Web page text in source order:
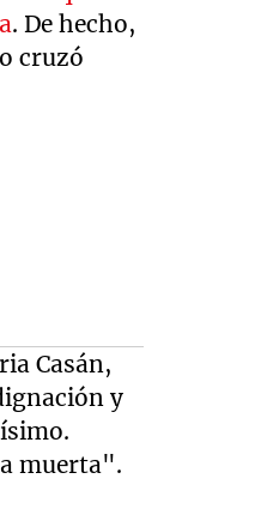
. De hecho,
cruzó
Casán,
y
muerta".